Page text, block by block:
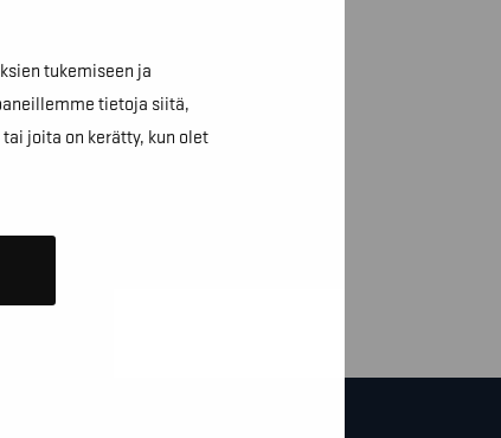
tukemiseen ja
tietoja siitä,
joita on kerätty, kun olet